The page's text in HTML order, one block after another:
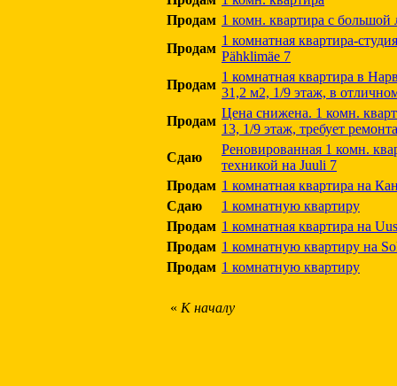
Продам 1 комн. квартира с большой
Продам
1 комнатная квартира-
Pähklimäe 7
Продам
1 комнатная квартира в
31,2 м2, 1/9 этаж, в
Продам
Цена снижена. 1 комн.
13, 1/9 этаж, требует ремонта
Сдаю
Реновированная 1 комн.
техникой на Juuli 7
Продам 1 комнатная квартира на
Сдаю
1 комнатную квартиру
Продам 1 комнатная квартира на
Продам 1 комнатную квартиру на
Продам 1 комнатную квартиру
« К началу